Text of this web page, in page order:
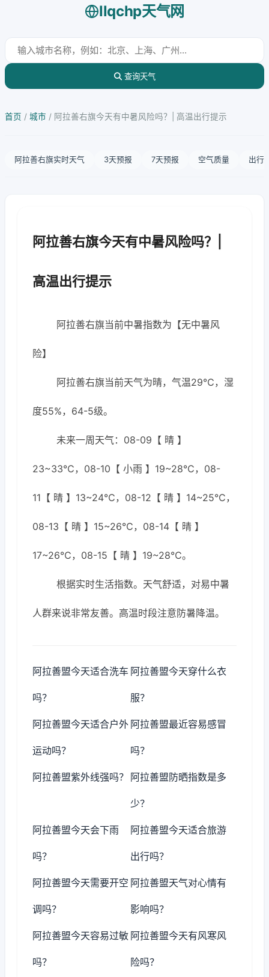
llqchp天气网
查询天气
首页 / 城市 / 阿拉善右旗今天有中暑风险吗？| 高温出行提示
阿拉善右旗实时天气 3天预报 7天预报 空气质量 出行
阿拉善右旗今天有中暑风险吗？|
高温出行提示
阿拉善右旗当前中暑指数为【无中暑风
险】
阿拉善右旗当前天气为晴，气温29℃，湿
度55%，64-5级。
未来一周天气：08-09【 晴 】
23~33℃，08-10【 小雨 】19~28℃，08-
11【 晴 】13~24℃，08-12【 晴 】14~25℃，
08-13【 晴 】15~26℃，08-14【 晴 】
17~26℃，08-15【 晴 】19~28℃。
根据实时生活指数。天气舒适，对易中暑
人群来说非常友善。高温时段注意防暑降温。
阿拉善盟今天适合洗车
吗？
阿拉善盟今天穿什么衣
服？
阿拉善盟今天适合户外
运动吗？
阿拉善盟最近容易感冒
吗？
阿拉善盟紫外线强吗？ 阿拉善盟防晒指数是多
少？
阿拉善盟今天会下雨
吗？
阿拉善盟今天适合旅游
出行吗？
阿拉善盟今天需要开空
调吗？
阿拉善盟天气对心情有
影响吗？
阿拉善盟今天容易过敏
吗？
阿拉善盟今天有风寒风
险吗？